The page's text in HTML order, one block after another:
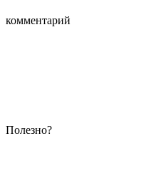
комментарий
Полезно?